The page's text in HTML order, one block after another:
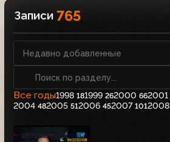
Записи 765
Все годы1998 181999 262000 662001
2004 482005 512006 452007 1012008